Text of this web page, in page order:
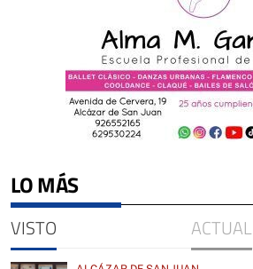
LO MÁS
VISTO ACTUAL